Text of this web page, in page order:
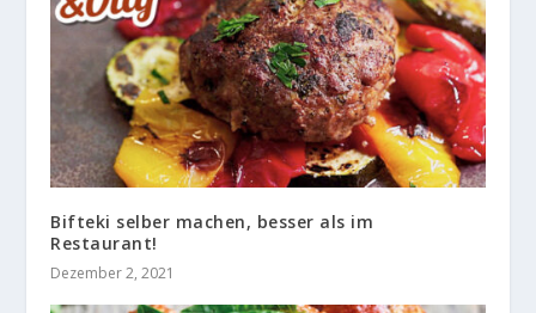
Bifteki selber machen, besser als im
Restaurant!
Dezember 2, 2021